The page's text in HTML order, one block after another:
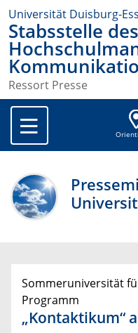
Universität Duisburg-
Stabsstelle
Ressort Presse
Sommeruniversität
Programm
„Kontaktikum“